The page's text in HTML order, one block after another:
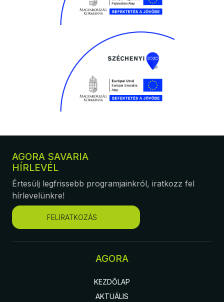
AGORA SAVARIA
HÍRLEVÉL
Értesülj legfrissebb programjainkról, iratkozz fel
hírlevelünkre!
FELIRATKOZÁS
AGORA
KEZDŐLAP
AKTUÁLIS